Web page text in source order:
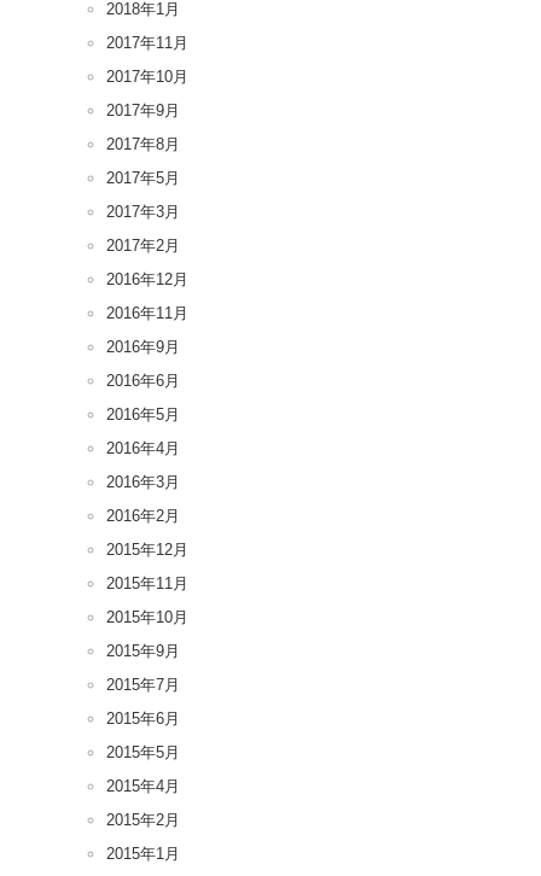
2018年1月
2017年11月
2017年10月
2017年9月
2017年8月
2017年5月
2017年3月
2017年2月
2016年12月
2016年11月
2016年9月
2016年6月
2016年5月
2016年4月
2016年3月
2016年2月
2015年12月
2015年11月
2015年10月
2015年9月
2015年7月
2015年6月
2015年5月
2015年4月
2015年2月
2015年1月